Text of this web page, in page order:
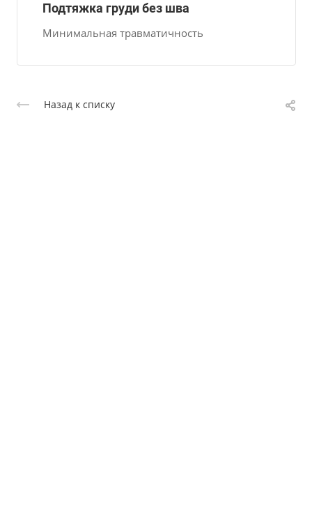
Подтяжка груди без шва
Минимальная травматичность
Назад к списку